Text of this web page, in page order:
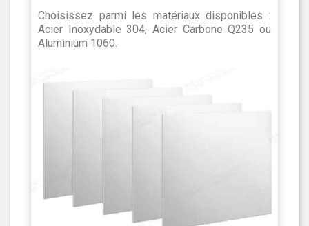
Choisissez parmi les matériaux disponibles :
Acier Inoxydable 304, Acier Carbone Q235 ou
Aluminium 1060.